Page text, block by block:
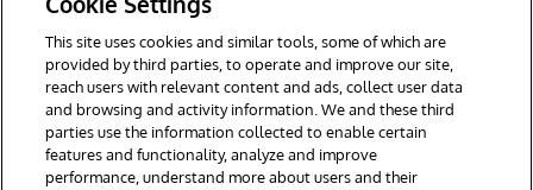
1996-2026 InterSystems Corporation, Boston, MA. Todos los
This site uses cookies and similar tools, some of which are
provided by third parties, to operate and improve our site,
reach users with relevant content and ads, collect user data
and browsing and activity information. We and these third
parties use the information collected to enable certain
features and functionality, analyze and improve
performance, understand more about users and their